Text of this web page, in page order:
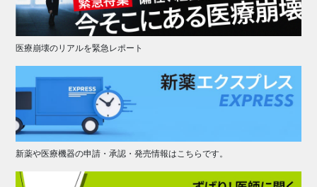
医療崩壊のリアルを緊急レポート
新薬や医療機器の申請・承認・発売情報はこちらです。